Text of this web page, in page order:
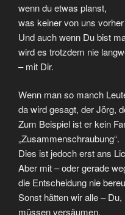
wenn du etwas planst,
was keiner von uns
Und auch wenn Du bist
wird es trotzdem nie
– mit Dir.
Wenn man so manch
da wird gesagt, der Jörg,
Zum Beispiel ist er kein
„Zusammenschraubung“.
Dies ist jedoch erst ans
Aber mit – oder gerade
die Entscheidung nie
Sonst hätten wir alle –
müssen versäumen.